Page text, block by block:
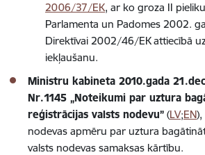
2006/37/EK, ar ko groza II
Parlamenta un Padomes 2002.
Direktīvai 2002/46/EK attiecībā
iekļaušanu.
Ministru kabineta 2010.gada
Nr.1145 „Noteikumi par uztura
reģistrācijas valsts nodevu” (LV;EN),
nodevas apmēru par uztura
valsts nodevas samaksas kārtību.